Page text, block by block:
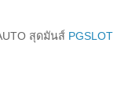
สุดมันส์ PGSLOT